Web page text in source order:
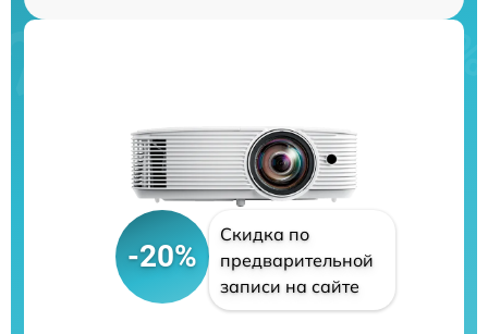
-20%
Скидка по
предварительной
записи на сайте